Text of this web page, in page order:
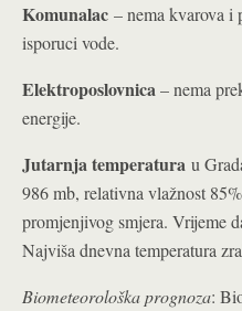
Komunalac – nema kvarova i
isporuci vode.
Elektroposlovnica– nema
energije.
Jutarnja temperatura u
986 mb, relativna vlažnost
promjenjivog smjera. Vrijeme
Najviša dnevna temperatura
Biometeorološka prognoza: